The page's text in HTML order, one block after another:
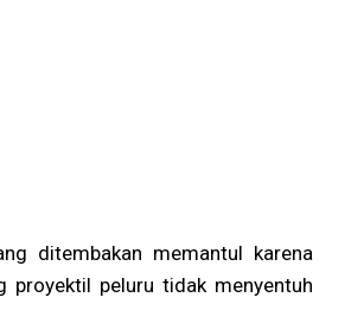
ditembakan memantul karena
peluru tidak menyentuh